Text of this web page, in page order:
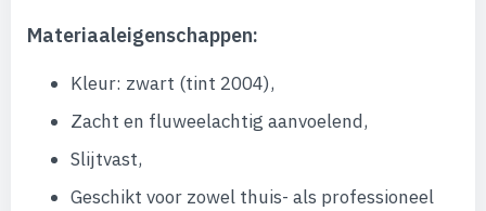
Materiaaleigenschappen:
Kleur: zwart (tint 2004),
Zacht en fluweelachtig aanvoelend,
Slijtvast,
Geschikt voor zowel thuis- als professioneel